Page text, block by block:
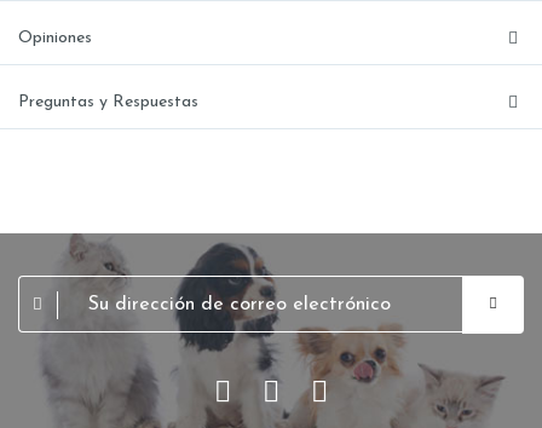
Opiniones
Preguntas y Respuestas